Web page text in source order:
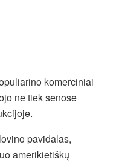
komerciniai
ne tiek senose
pavidalas,
amerikietiškų